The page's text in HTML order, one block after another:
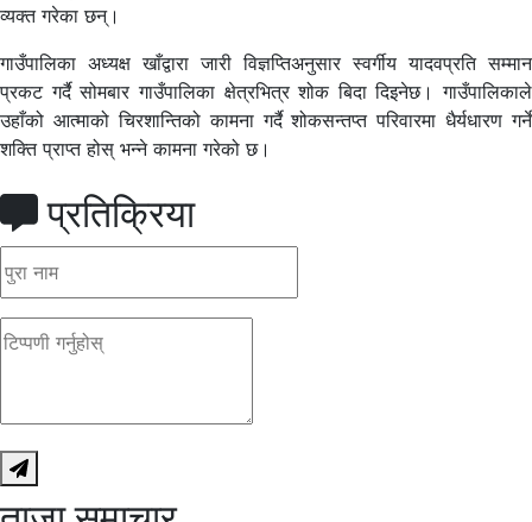
व्यक्त गरेका छन्।
गाउँपालिका अध्यक्ष खाँद्वारा जारी विज्ञप्तिअनुसार स्वर्गीय यादवप्रति सम्मान
प्रकट गर्दै सोमबार गाउँपालिका क्षेत्रभित्र शोक बिदा दिइनेछ। गाउँपालिकाले
उहाँको आत्माको चिरशान्तिको कामना गर्दै शोकसन्तप्त परिवारमा धैर्यधारण गर्ने
शक्ति प्राप्त होस् भन्ने कामना गरेको छ।
प्रतिक्रिया